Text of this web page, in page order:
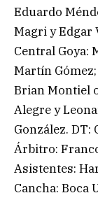
Eduardo
Magri y Edgar
Central Goya:
Martín
Brian Montiel
Alegre y
González. DT:
Árbitro:
Asistentes:
Cancha: Boca